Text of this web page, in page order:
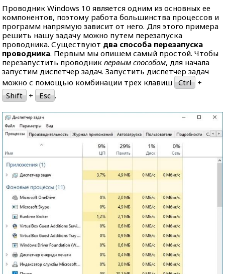
Проводник Windows 10 является одним из основных ее
компонентов, поэтому работа большинства процессов и
программ напрямую зависит от него. Для этого примера
решить нашу задачу можно путем перезапуска
проводника. Существуют два способа перезапуска
проводника. Первым мы опишем самый простой. Чтобы
перезапустить проводникпервым способом, для начала
запустим диспетчер задач. Запустить диспетчер задач
можно с помощью комбинации трех клавиш
Ctrl
+
Shift
+ Esc .